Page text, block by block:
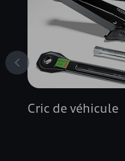
Cric de véhicule